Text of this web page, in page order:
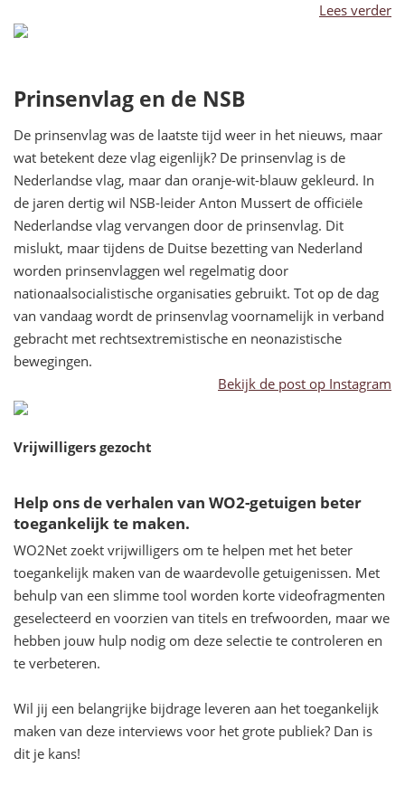
Lees verder
Prinsenvlag en de NSB
De prinsenvlag was de laatste tijd weer in het nieuws, maar
wat betekent deze vlag eigenlijk? De prinsenvlag is de
Nederlandse vlag, maar dan oranje-wit-blauw gekleurd. In
de jaren dertig wil NSB-leider Anton Mussert de officiële
Nederlandse vlag vervangen door de prinsenvlag. Dit
mislukt, maar tijdens de Duitse bezetting van Nederland
worden prinsenvlaggen wel regelmatig door
nationaalsocialistische organisaties gebruikt. Tot op de dag
van vandaag wordt de prinsenvlag voornamelijk in verband
gebracht met rechtsextremistische en neonazistische
bewegingen.
Bekijk de post op Instagram
Vrijwilligers gezocht
Help ons de verhalen van WO2-getuigen beter
toegankelijk te maken.
WO2Net zoekt vrijwilligers om te helpen met het beter
toegankelijk maken van de waardevolle getuigenissen. Met
behulp van een slimme tool worden korte videofragmenten
geselecteerd en voorzien van titels en trefwoorden, maar we
hebben jouw hulp nodig om deze selectie te controleren en
te verbeteren.
Wil jij een belangrijke bijdrage leveren aan het toegankelijk
maken van deze interviews voor het grote publiek? Dan is
dit je kans!